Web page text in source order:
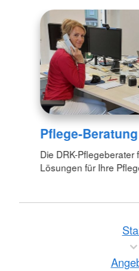
Pflege-Beratung
Die DRK-
Lösungen für Ihre